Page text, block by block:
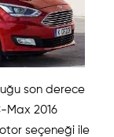
son derece
Max 2016
seçeneği ile